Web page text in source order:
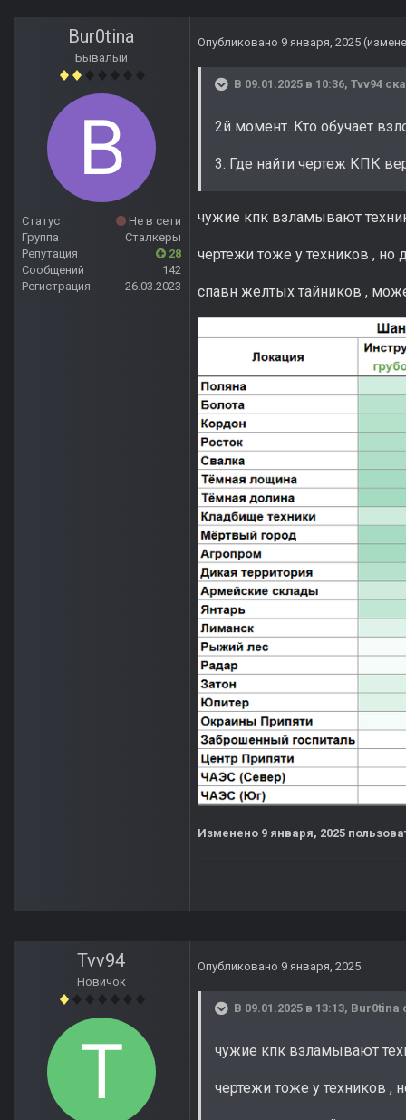
Bur0tina
Бывалый
Статус
Не в сети
Группа
Сталкеры
Репутация
28
Сообщений
142
Регистрация
26.03.2023
Опубликовано 9 января, 2025
В 09.01.2025 в 10:36, Tvv94
2й момент. Кто обучает
3. Где найти чертеж КПК
чужие кпк взламывают
чертежи тоже у техников ,
спавн желтых тайников ,
Изменено 9 января, 2025
Tvv94
Новичок
Опубликовано 9 января, 2025
В 09.01.2025 в 13:13, Bur0tina
чужие кпк взламывают
чертежи тоже у техников ,